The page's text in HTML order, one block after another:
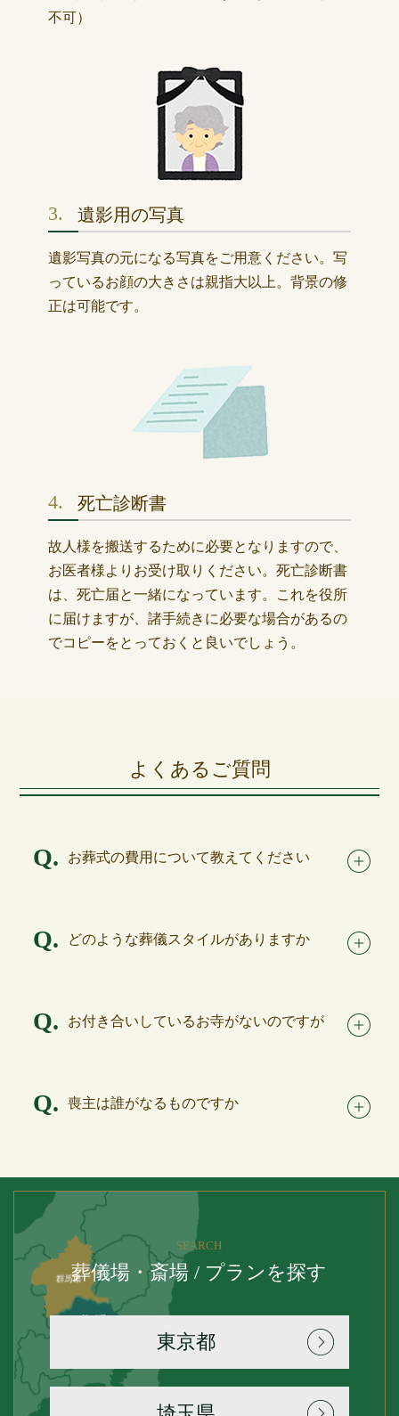
不可）
3. 遺影用の写真
遺影写真の元になる写真をご用意ください。写
っているお顔の大きさは親指大以上。背景の修
正は可能です。
4. 死亡診断書
故人様を搬送するために必要となりますので、
お医者様よりお受け取りください。死亡診断書
は、死亡届と一緒になっています。これを役所
に届けますが、諸手続きに必要な場合があるの
でコピーをとっておくと良いでしょう。
よくあるご質問
Q. お葬式の費用について教えてください
Q. どのような葬儀スタイルがありますか
Q. お付き合いしているお寺がないのですが
Q. 喪主は誰がなるものですか
SEARCH
葬儀場・斎場 / プランを探す
東京都